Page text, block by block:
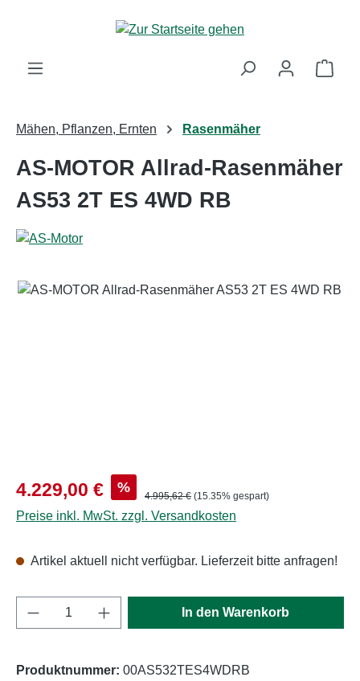
Zum Hauptinhalt springen
Mähen, Pflanzen, Ernten Rasenmäher
AS-MOTOR Allrad-Rasenmäher
AS53 2T ES 4WD RB
Bildergalerie überspringen
Verkaufspreis:
4.229,00 € % Regulärer Preis:
4.995,62 € (15.35% gespart)
Preise inkl. MwSt. zzgl. Versandkosten
Artikel aktuell nicht verfügbar. Lieferzeit bitte anfragen!
Produkt Anzahl: Gib den gewünschten
In den Warenkorb
Produktnummer: 00AS532TES4WDRB